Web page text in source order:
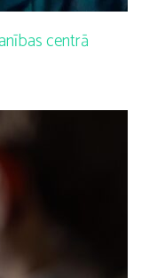
centrā